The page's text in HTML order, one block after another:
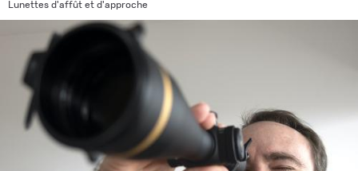
Lunettes d'affût et d'approche